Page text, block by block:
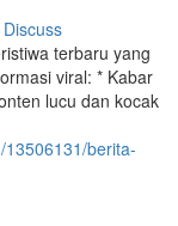
Discuss
terbaru yang
viral: * Kabar
lucu dan kocak
berita-